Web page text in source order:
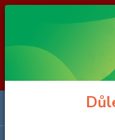
Vážení zákazníci, v
důvodu čerpání
provoz e-shopu
uhrazené do čtvrtka 6.
Objednávky přijaté,
2026 budou postupně